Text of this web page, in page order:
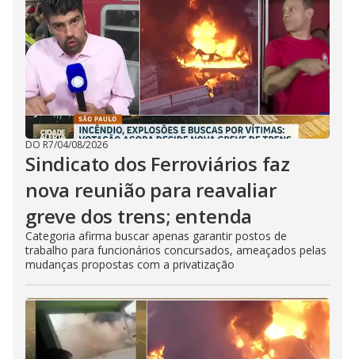
DO R7/04/08/2026
Sindicato dos Ferroviários faz
nova reunião para reavaliar
greve dos trens; entenda
Categoria afirma buscar apenas garantir postos de
trabalho para funcionários concursados, ameaçados pelas
mudanças propostas com a privatização